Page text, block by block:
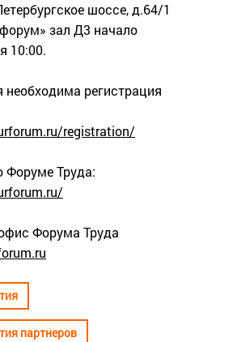
шоссе, д.64/1
зал Д3 начало
10:00.
необходима регистрация
registration/
Форуме Труда:
Форума Труда
партнеров